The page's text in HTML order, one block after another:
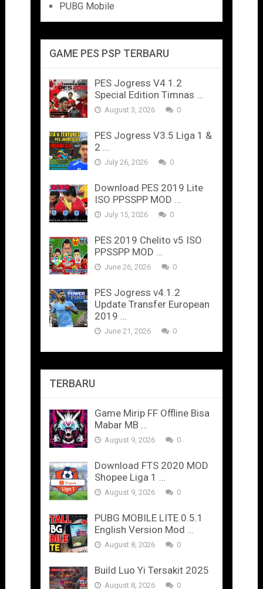
PUBG Mobile
GAME PES PSP TERBARU
PES Jogress V4 1.2
Special Edition Timnas …
August 3, 2026 0
PES Jogress V3.5 Liga 1 &
2 …
July 26, 2026 0
Download PES 2019 Lite
ISO PPSSPP MOD …
July 15, 2026 0
PES 2019 Chelito v5 ISO
PPSSPP MOD …
June 26, 2026 0
PES Jogress v4.1.2
Update Transfer European
2019 …
June 21, 2026 0
TERBARU
Game Mirip FF Offline Bisa
Mabar MB …
August 9, 2026 0
Download FTS 2020 MOD
Shopee Liga 1 …
August 9, 2026 0
PUBG MOBILE LITE 0.5.1
English Version Mod …
August 8, 2026 0
Build Luo Yi Tersakit 2025
August 8, 2026 0